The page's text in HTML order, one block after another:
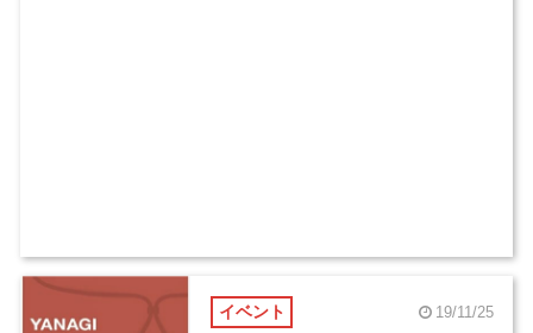
イベント 19/11/25